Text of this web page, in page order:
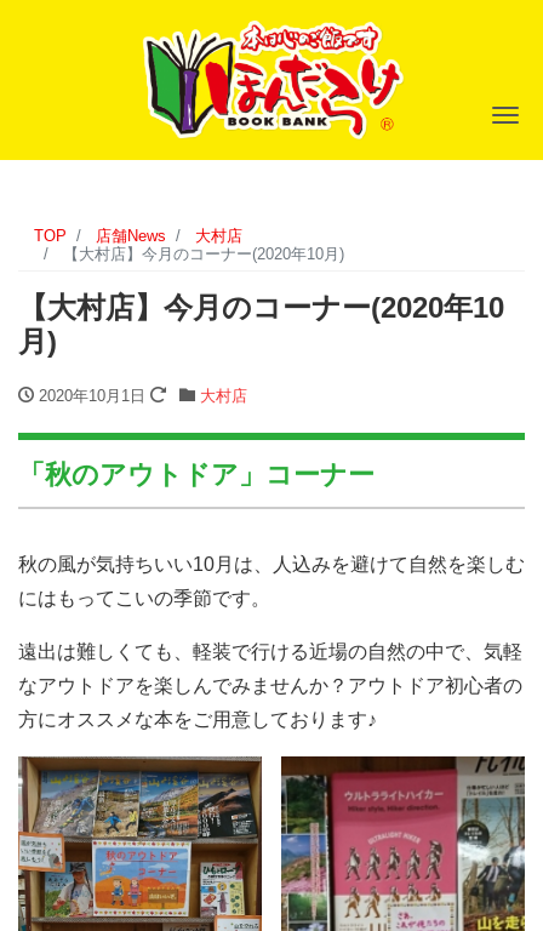
ナ
TOP 店舗News
大村店
【大村店】今月のコーナー(2020年10月)
【大村店】今月のコーナー(2020年10
月)
2020年10月1日 大村店
「秋のアウトドア」コーナー
秋の風が気持ちいい10月は、人込みを避けて自然を楽しむ
にはもってこいの季節です。
遠出は難しくても、軽装で行ける近場の自然の中で、気軽
なアウトドアを楽しんでみませんか？アウトドア初心者の
方にオススメな本をご用意しております♪